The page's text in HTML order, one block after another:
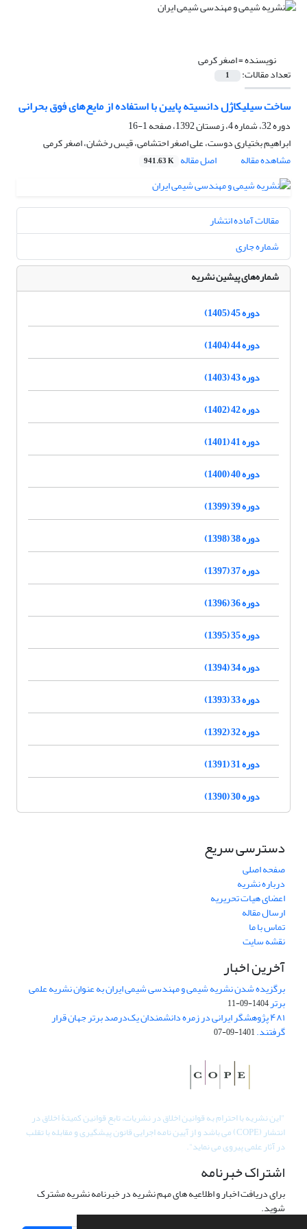
نویسنده =اصغر کرمی
تعداد مقالات: 1
ساخت سیلیکاژل دانسیته پایین با استفاده از مایع‌های فوق بحرانی
دوره 32، شماره 4، زمستان 1392، صفحه
1-16
ابراهیم بختیاری دوست، علی اصغر احتشامی، قیس رخشان، اصغر کرمی
مشاهده مقاله
اصل مقاله 941.63 K
مقالات آماده انتشار
شماره جاری
شماره‌های پیشین نشریه
دوره 45 (1405)
دوره 44 (1404)
دوره 43 (1403)
دوره 42 (1402)
دوره 41 (1401)
دوره 40 (1400)
دوره 39 (1399)
دوره 38 (1398)
دوره 37 (1397)
دوره 36 (1396)
دوره 35 (1395)
دوره 34 (1394)
دوره 33 (1393)
دوره 32 (1392)
دوره 31 (1391)
دوره 30 (1390)
دسترسی سریع
صفحه اصلی
درباره نشریه
اعضای هیات تحریریه
ارسال مقاله
تماس با ما
نقشه سایت
آخرین اخبار
برگزیده شدن نشریه شیمی و مهندسی شیمی ایران به عنوان نشریه علمی
برتر1404-09-11
۴۸۱ پژوهشگر ایرانی در زمره دانشمندان یک‌درصد برتر جهان قرار
گرفتند.1401-09-07
"این نشریه با احترام به قوانین اخلاق در نشریات، تابع قوانین کمیتۀ اخلاق در
انتشار (COPE) می باشد و از آیین نامه اجرایی قانون پیشگیری و مقابله با تقلب
در آثار علمی پیروی می نماید".
اشتراک خبرنامه
برای دریافت اخبار و اطلاعیه های مهم نشریه در خبرنامه نشریه مشترک
شوید.